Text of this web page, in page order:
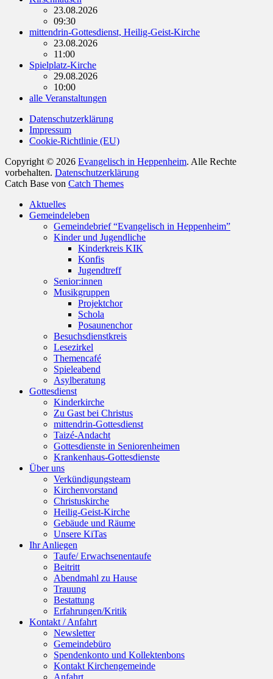
23.08.2026
09:30
mittendrin-Gottesdienst, Heilig-Geist-Kirche
23.08.2026
11:00
Spielplatz-Kirche
29.08.2026
10:00
alle Veranstaltungen
Datenschutzerklärung
Impressum
Cookie-Richtlinie (EU)
Copyright © 2026 Evangelisch in Heppenheim. Alle Rechte
vorbehalten. Datenschutzerklärung
Catch Base von Catch Themes
oben
scrollen
Aktuelles
Gemeindeleben
Gemeindebrief “Evangelisch in Heppenheim”
Kinder und Jugendliche
Kinderkreis KIK
Konfis
Jugendtreff
Senior:innen
Musikgruppen
Projektchor
Schola
Posaunenchor
Besuchsdienstkreis
Lesezirkel
Themencafé
Spieleabend
Asylberatung
Gottesdienst
Kinderkirche
Zu Gast bei Christus
mittendrin-Gottesdienst
Taizé-Andacht
Gottesdienste in Seniorenheimen
Krankenhaus-Gottesdienste
Über uns
Verkündigungsteam
Kirchenvorstand
Christuskirche
Heilig-Geist-Kirche
Gebäude und Räume
Unsere KiTas
Ihr Anliegen
Taufe/ Erwachsenentaufe
Beitritt
Abendmahl zu Hause
Trauung
Bestattung
Erfahrungen/Kritik
Kontakt / Anfahrt
Newsletter
Gemeindebüro
Spendenkonto und Kollektenbons
Kontakt Kirchengemeinde
Anfahrt